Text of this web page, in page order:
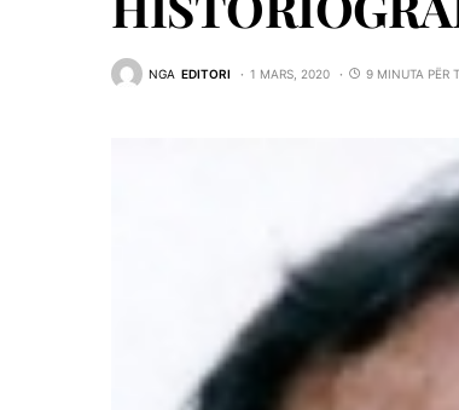
NGA EDITORI 1 MARS, 2020 9 MINUTA PËR